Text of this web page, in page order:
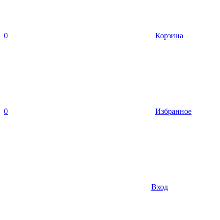
0 Корзина
0 Избранное
Вход